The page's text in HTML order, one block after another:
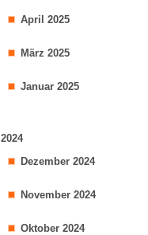
April 2025
März 2025
Januar 2025
2024
Dezember 2024
November 2024
Oktober 2024